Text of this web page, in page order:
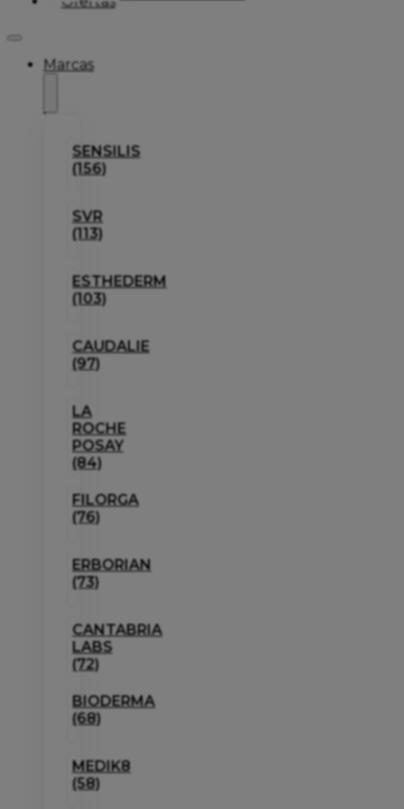
Marcas
SENSILIS
(156)
SVR
(113)
ESTHEDERM
(103)
CAUDALIE
(97)
LA
ROCHE
POSAY
(84)
FILORGA
(76)
ERBORIAN
(73)
CANTABRIA
LABS
(72)
BIODERMA
(68)
MEDIK8
(58)